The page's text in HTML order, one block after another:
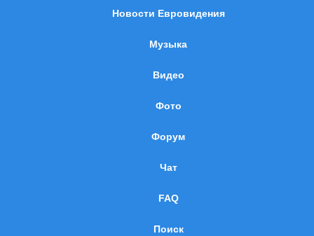
Новости Евровидения
Музыка
Видео
Фото
Форум
Чат
FAQ
Поиск